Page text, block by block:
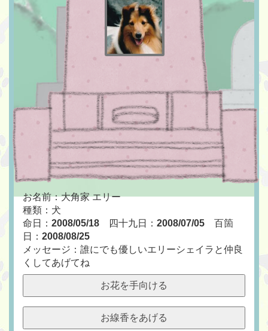
お名前：大角家 エリー
種類：犬
命日： 2008/05/18 四十九日： 2008/07/05 百箇
日： 2008/08/25
メッセージ：誰にでも優しいエリーシェイラと仲良
くしてあげてね
お花を手向ける
お線香をあげる